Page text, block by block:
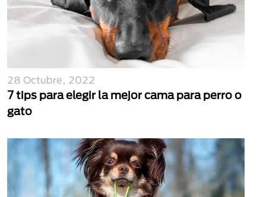
28 Octubre, 2022
7 tips para elegir la mejor cama para perro o
gato